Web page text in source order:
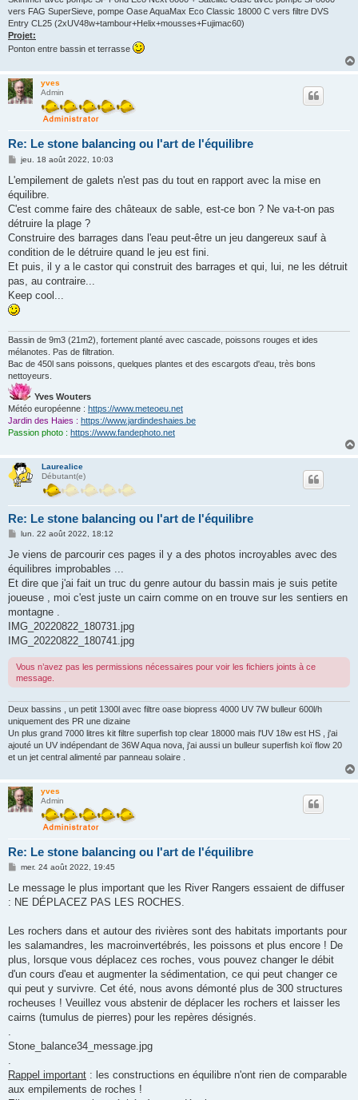
vers FAG SuperSieve, pompe Oase AquaMax Eco Classic 18000 C vers filtre DVS
Entry CL25 (2xUV48w+tambour+Helix+mousses+Fujimac60)
Projet:
Ponton entre bassin et terrasse
yves
Admin
Re: Le stone balancing ou l'art de l'équilibre
M
s
a
g
jeu. 18 août 2022, 10:03
L'empilement de galets n'est pas du tout en rapport avec la mise en
équilibre.
C'est comme faire des châteaux de sable, est-ce bon ? Ne va-t-on pas
détruire la plage ?
Construire des barrages dans l'eau peut-être un jeu dangereux sauf à
condition de le détruire quand le jeu est fini.
Et puis, il y a le castor qui construit des barrages et qui, lui, ne les détruit
pas, au contraire...
Keep cool...
Bassin de 9m3 (21m2), fortement planté avec cascade, poissons rouges et ides
mélanotes. Pas de filtration.
Bac de 450l sans poissons, quelques plantes et des escargots d'eau, très bons
nettoyeurs.
Yves Wouters
Météo européenne : https://www.meteoeu.net
Jardin des Haies : https://www.jardindeshaies.be
Passion photo : https://www.fandephoto.net
Laurealice
Débutant(e)
Re: Le stone balancing ou l'art de l'équilibre
M
s
a
g
lun. 22 août 2022, 18:12
Je viens de parcourir ces pages il y a des photos incroyables avec des
équilibres improbables ...
Et dire que j'ai fait un truc du genre autour du bassin mais je suis petite
joueuse , moi c'est juste un cairn comme on en trouve sur les sentiers en
montagne .
IMG_20220822_180731.jpg
IMG_20220822_180741.jpg
Vous n’avez pas les permissions nécessaires pour voir les fichiers joints à ce
message.
Deux bassins , un petit 1300l avec filtre oase biopress 4000 UV 7W bulleur 600l/h
uniquement des PR une dizaine
Un plus grand 7000 litres kit filtre superfish top clear 18000 mais l'UV 18w est HS , j'ai
ajouté un UV indépendant de 36W Aqua nova, j'ai aussi un bulleur superfish koï flow 20
et un jet central alimenté par panneau solaire .
yves
Admin
Re: Le stone balancing ou l'art de l'équilibre
M
s
a
mer. 24 août 2022, 19:45
Le message le plus important que les River Rangers essaient de diffuser
: NE DÉPLACEZ PAS LES ROCHES.
Les rochers dans et autour des rivières sont des habitats importants pour
les salamandres, les macroinvertébrés, les poissons et plus encore ! De
plus, lorsque vous déplacez ces roches, vous pouvez changer le débit
d'un cours d'eau et augmenter la sédimentation, ce qui peut changer ce
qui peut y survivre. Cet été, nous avons démonté plus de 300 structures
rocheuses ! Veuillez vous abstenir de déplacer les rochers et laisser les
cairns (tumulus de pierres) pour les repères désignés.
.
Stone_balance34_message.jpg
.
Rappel important : les constructions en équilibre n'ont rien de comparable
aux empilements de roches !